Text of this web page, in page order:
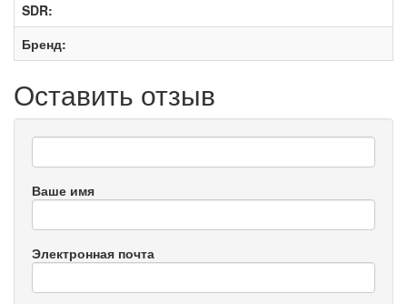
SDR:
Бренд:
Оставить отзыв
Ваше имя
Электронная почта